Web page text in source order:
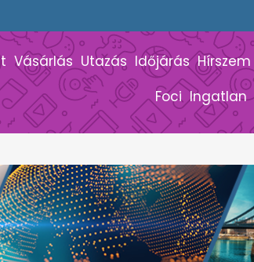
Vásárlás Utazás Időjárás Hírszem
Foci Ingatlan